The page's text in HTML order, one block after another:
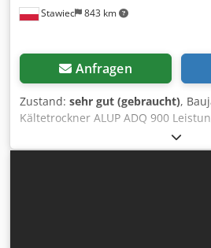
Stawiec 843 km
Anfragen
Zustand: sehr gut (gebraucht),
Kältetrockner ALUP ADQ 900
Dcodpfx Aiezm Iu Toxok Baujahr:
PLN Bruttopreis: 11.685 PLN